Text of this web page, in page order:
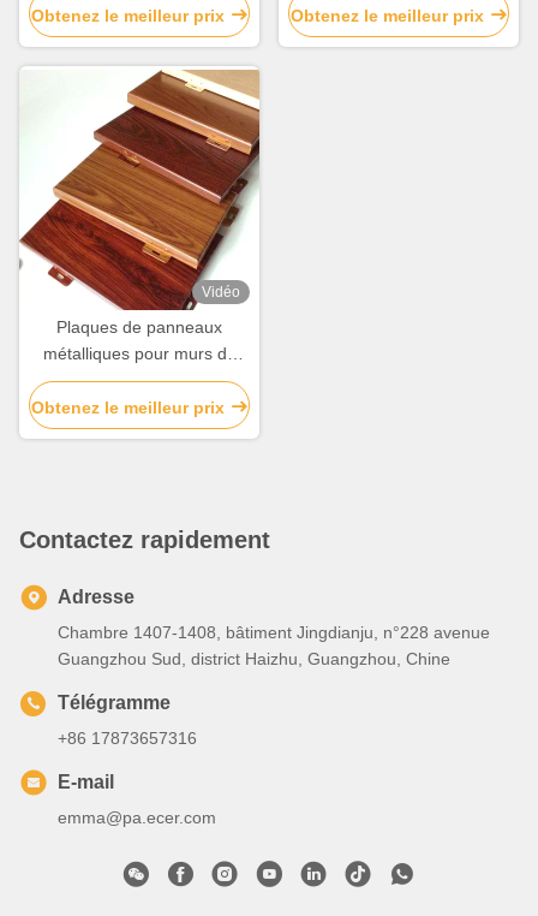
personnalisé
Obtenez le meilleur prix
Obtenez le meilleur prix
Vidéo
Plaques de panneaux
métalliques pour murs de
rideau en alliage
d'aluminium
Obtenez le meilleur prix
Contactez rapidement
Adresse
Chambre 1407-1408, bâtiment Jingdianju, n°228 avenue
Guangzhou Sud, district Haizhu, Guangzhou, Chine
Télégramme
+86 17873657316
E-mail
emma@pa.ecer.com